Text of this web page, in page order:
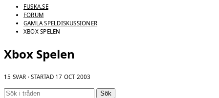
FUSKA.SE
FORUM
GAMLA SPELDISKUSSIONER
XBOX SPELEN
Xbox Spelen
15 SVAR · STARTAD 17 OCT 2003
Sök